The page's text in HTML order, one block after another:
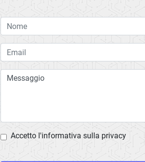
Accetto l'informativa sulla privacy